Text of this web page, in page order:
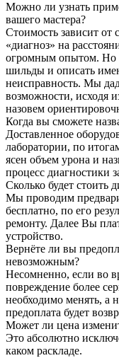
Можно ли узнать
вашего мастера?
Стоимость зависит от
«диагноз» на
огромным опытом. Но
шильды и описать
неисправность. Мы
возможности, исходя
назовем
Когда вы сможете
Доставленное
лаборатории, по
ясен объем урона и
процесс диагностики
Сколько будет стоить
Мы проводим
бесплатно, по его
ремонту. Далее Вы
устройство.
Вернёте ли вы
невозможным?
Несомненно, если во
повреждение более
необходимо менять, а
предоплата будет
Может ли цена
Это абсолютно
каком раскладе.